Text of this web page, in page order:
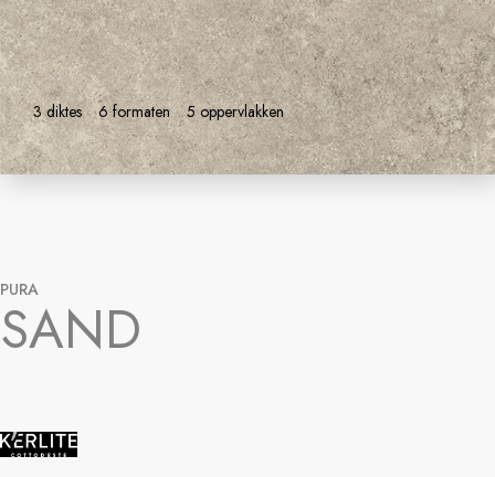
3 diktes 6 formaten 5 oppervlakken
PURA
SAND